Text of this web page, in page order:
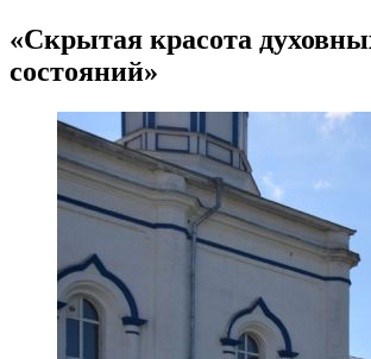
«Скрытая красота
состояний»